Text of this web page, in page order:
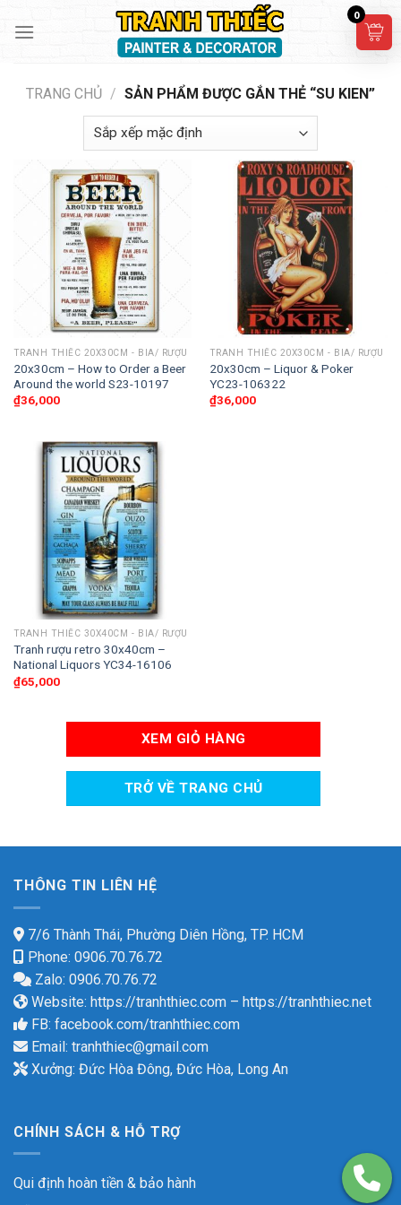
TRANG CHỦ / SẢN PHẨM ĐƯỢC GẮN THẺ “SU KIEN”
TRANH THIẾC 20X30CM - BIA/ RƯỢU
20x30cm – How to Order a Beer
Around the world S23-10197
₫36,000
TRANH THIẾC 20X30CM - BIA/ RƯỢU
20x30cm – Liquor & Poker
YC23-106322
₫36,000
TRANH THIẾC 30X40CM - BIA/ RƯỢU
Tranh rượu retro 30x40cm –
National Liquors YC34-16106
₫65,000
XEM GIỎ HÀNG
TRỞ VỀ TRANG CHỦ
THÔNG TIN LIÊN HỆ
7/6 Thành Thái, Phường Diên Hồng, TP. HCM
Phone: 0906.70.76.72
Zalo: 0906.70.76.72
Website: https://tranhthiec.com – https://tranhthiec.net
FB: facebook.com/tranhthiec.com
Email: tranhthiec@gmail.com
Xưởng: Đức Hòa Đông, Đức Hòa, Long An
CHÍNH SÁCH & HỖ TRỢ
Qui định hoàn tiền & bảo hành
0